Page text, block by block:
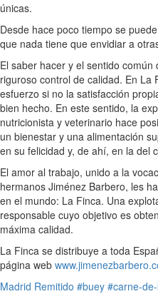
únicas.
Desde hace poco tiempo se
que nada tiene que envidiar a
El saber hacer y el sentido
riguroso control de calidad. En La
esfuerzo si no la satisfacción
bien hecho. En este sentido, la
nutricionista y veterinario hace
un bienestar y una alimentación
en su felicidad y, de ahí, en la del
El amor al trabajo, unido a la
hermanos Jiménez Barbero, les
en el mundo: La Finca. Una
responsable cuyo objetivo es
máxima calidad.
La Finca se distribuye a toda
página web
Madrid Remitido #buey #carne-